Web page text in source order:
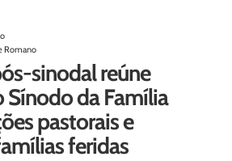
Romano
sinodal reúne
Sínodo da Família
pastorais e
feridas